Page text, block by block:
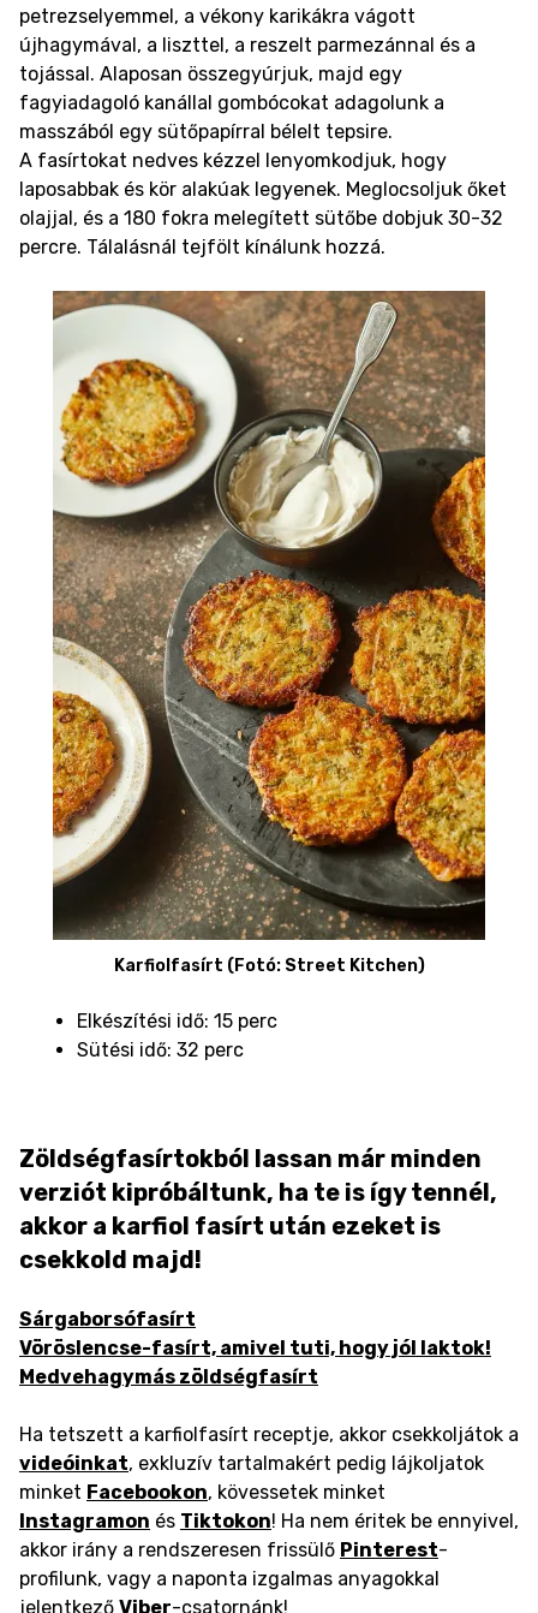
petrezselyemmel, a vékony karikákra vágott
újhagymával, a liszttel, a reszelt parmezánnal és a
tojással. Alaposan összegyúrjuk, majd egy
fagyiadagoló kanállal gombócokat adagolunk a
masszából egy sütőpapírral bélelt tepsire.
A fasírtokat nedves kézzel lenyomkodjuk, hogy
laposabbak és kör alakúak legyenek. Meglocsoljuk őket
olajjal, és a 180 fokra melegített sütőbe dobjuk 30-32
percre. Tálalásnál tejfölt kínálunk hozzá.
Karfiolfasírt (Fotó: Street Kitchen)
Elkészítési idő: 15 perc
Sütési idő: 32 perc
Zöldségfasírtokból lassan már minden
verziót kipróbáltunk, ha te is így tennél,
akkor a karfiol fasírt után ezeket is
csekkold majd!
Sárgaborsófasírt
Vöröslencse-fasírt, amivel tuti, hogy jól laktok!
Medvehagymás zöldségfasírt
Ha tetszett a karfiolfasírt receptje, akkor csekkoljátok a
videóinkat, exkluzív tartalmakért pedig lájkoljatok
minket Facebookon, kövessetek minket
Instagramon és Tiktokon! Ha nem éritek be ennyivel,
akkor irány a rendszeresen frissülő Pinterest-
profilunk, vagy a naponta izgalmas anyagokkal
jelentkező Viber-csatornánk!